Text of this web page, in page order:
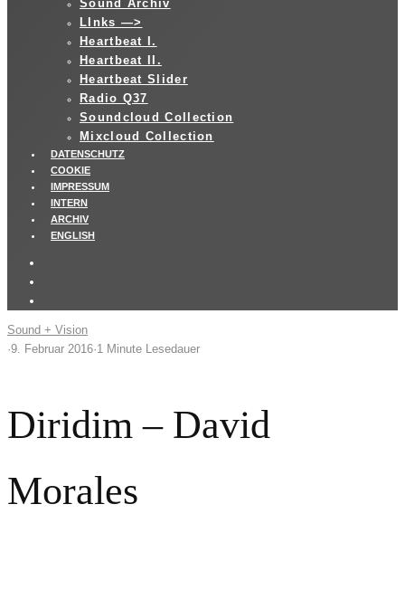
Sound Archiv
LInks —>
Heartbeat I.
Heartbeat II.
Heartbeat Slider
Radio Q37
Soundcloud Collection
Mixcloud Collection
DATENSCHUTZ
COOKIE
IMPRESSUM
INTERN
ARCHIV
ENGLISH
Sound + Vision
·9. Februar 2016·1 Minute Lesedauer
Diridim – David
Morales